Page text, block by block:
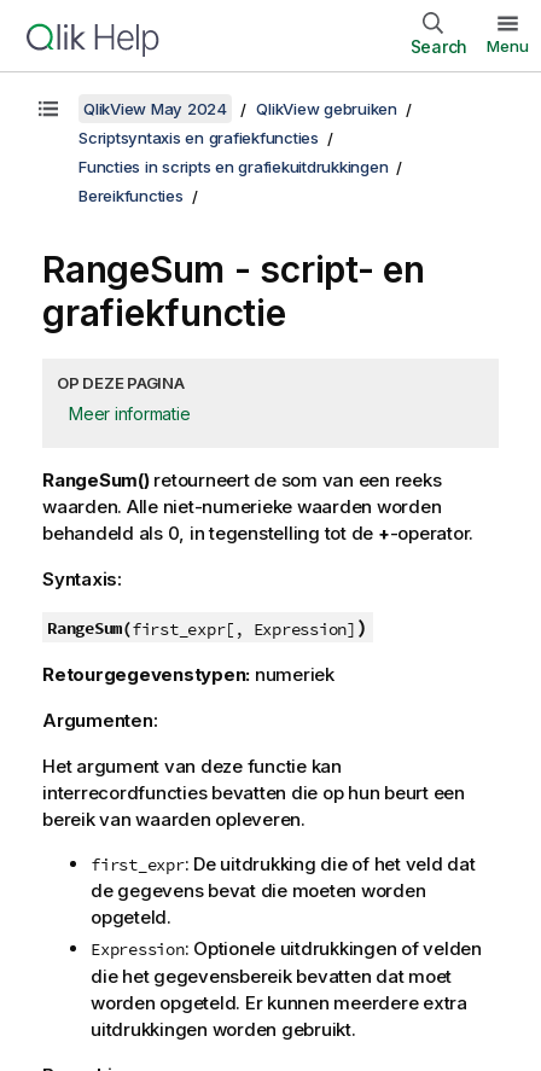
Search Menu
QlikView May 2024
QlikView gebruiken
Scriptsyntaxis en grafiekfuncties
Functies in scripts en grafiekuitdrukkingen
Bereikfuncties
RangeSum - script- en
grafiekfunctie
OP DEZE PAGINA
Meer informatie
RangeSum()retourneert de som van een reeks
waarden. Alle niet-numerieke waarden worden
behandeld als 0, in tegenstelling tot de +-operator.
Syntaxis:
RangeSum(first_expr[, Expression] )
Retourgegevenstypen: numeriek
Argumenten:
Het argument van deze functie kan
interrecordfuncties bevatten die op hun beurt een
bereik van waarden opleveren.
first_expr: De uitdrukking die of het veld dat
de gegevens bevat die moeten worden
opgeteld.
Expression: Optionele uitdrukkingen of velden
die het gegevensbereik bevatten dat moet
worden opgeteld. Er kunnen meerdere extra
uitdrukkingen worden gebruikt.